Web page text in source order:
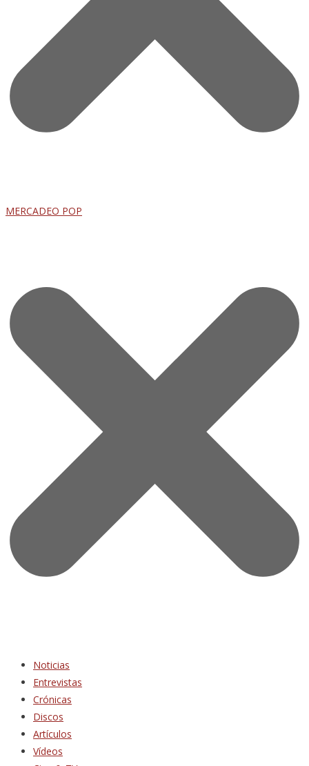
MERCADEO POP
Noticias
Entrevistas
Crónicas
Discos
Artículos
Vídeos